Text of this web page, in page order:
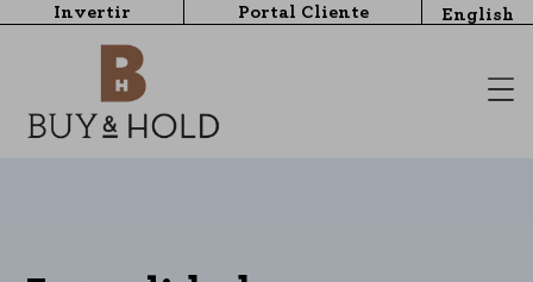
Invertir Portal Cliente English